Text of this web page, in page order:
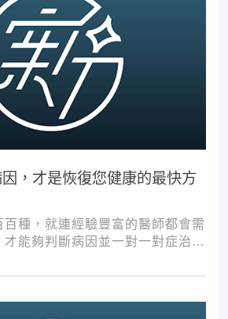
，才是恢復您健康的最快方
百種，就連經驗豐富的醫師都會需
才能夠判斷病因並一對一對症治
難以讓您徹底擺脫不適。